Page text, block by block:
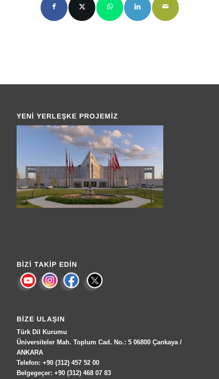
YENI YERLEŞKE PROJEMIZ
BIZI TAKIP EDIN
BIZE ULAŞIN
Türk Dil Kurumu
Üniversiteler Mah. Toplum Cad. No.: 5 06800 Çankaya /
ANKARA
Telefon: +90 (312) 457 52 00
Belgegeçer: +90 (312) 468 07 83